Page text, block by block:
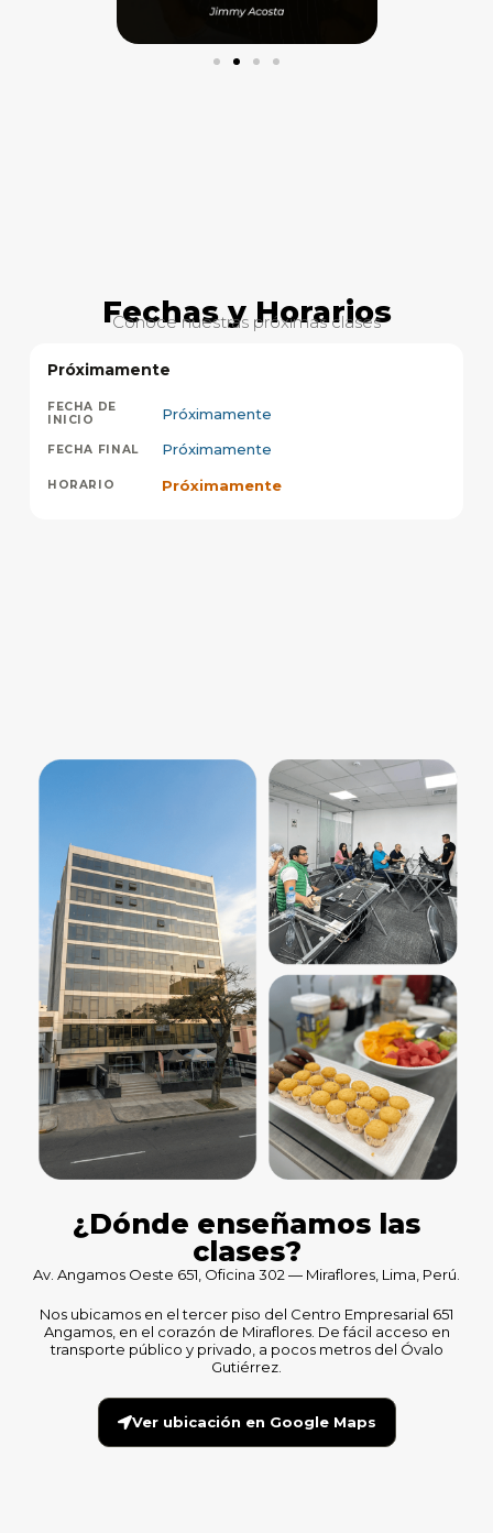
Fechas y Horarios
Conoce nuestras próximas clases
Próximamente
Próximamente
Próximamente
Próximamente
¿Dónde enseñamos las
clases?
Av. Angamos Oeste 651, Oficina 302 — Miraflores, Lima, Perú.
Nos ubicamos en el tercer piso del Centro Empresarial 651
Angamos, en el corazón de Miraflores. De fácil acceso en
transporte público y privado, a pocos metros del Óvalo
Gutiérrez.
Ver ubicación en Google Maps